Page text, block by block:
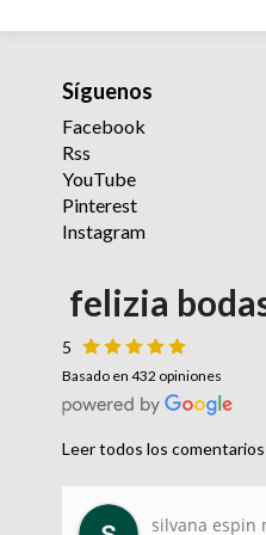
Síguenos
Facebook
Rss
YouTube
Pinterest
Instagram
felizia
5
Basado en 432 opiniones
Leer todos los comentarios
Paula Pellicer